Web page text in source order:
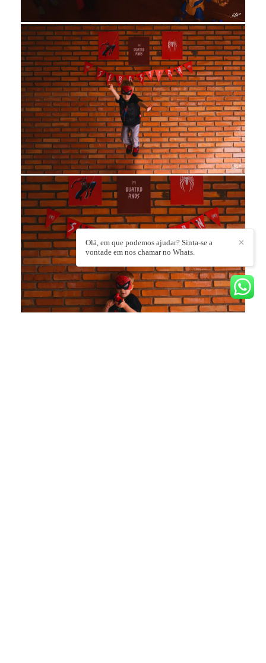
✕
Olá, em que podemos ajudar? Sinta-se a
vontade em nos chamar no Whats.